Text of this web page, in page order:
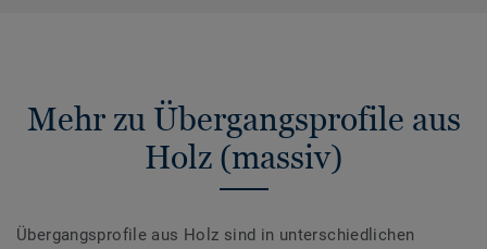
Mehr zu Übergangsprofile aus
Holz (massiv)
Übergangsprofile aus Holz sind in unterschiedlichen